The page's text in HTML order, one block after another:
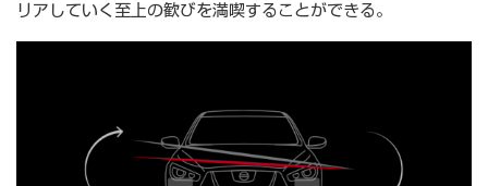
リアしていく⾄上の歓びを満喫することができる。